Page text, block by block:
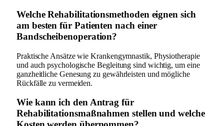
Welche Rehabilitationsmethoden eignen sich
am besten für Patienten nach einer
Bandscheibenoperation?
Praktische Ansätze wie Krankengymnastik, Physiotherapie
und auch psychologische Begleitung sind wichtig, um eine
ganzheitliche Genesung zu gewährleisten und mögliche
Rückfälle zu vermeiden.
Wie kann ich den Antrag für
Rehabilitationsmaßnahmen stellen und welche